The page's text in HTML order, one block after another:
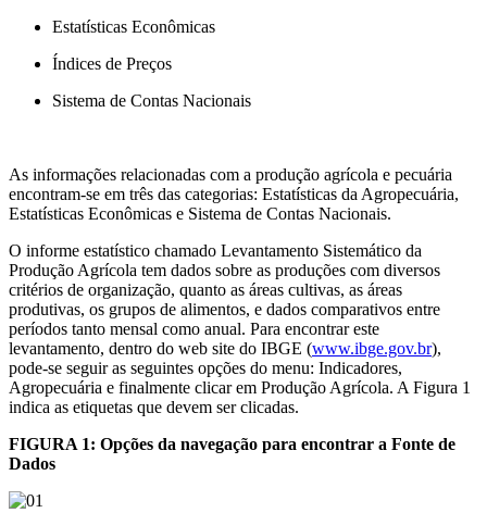
Estatísticas Econômicas
Índices de Preços
Sistema de Contas Nacionais
As informações relacionadas com a produção agrícola e pecuária
encontram-se em três das categorias: Estatísticas da Agropecuária,
Estatísticas Econômicas e Sistema de Contas Nacionais.
O informe estatístico chamado Levantamento Sistemático da
Produção Agrícola tem dados sobre as produções com diversos
critérios de organização, quanto as áreas cultivas, as áreas
produtivas, os grupos de alimentos, e dados comparativos entre
períodos tanto mensal como anual. Para encontrar este
levantamento, dentro do web site do IBGE (www.ibge.gov.br),
pode-se seguir as seguintes opções do menu: Indicadores,
Agropecuária e finalmente clicar em Produção Agrícola. A Figura 1
indica as etiquetas que devem ser clicadas.
FIGURA 1: Opções da navegação para encontrar a Fonte de
Dados